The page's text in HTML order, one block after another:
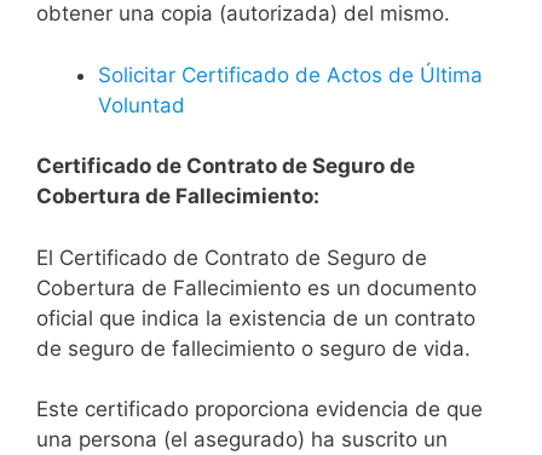
obtener una copia (autorizada) del mismo.
Solicitar Certificado de Actos de Última
Voluntad
Certificado de Contrato de Seguro de
Cobertura de Fallecimiento:
El Certificado de Contrato de Seguro de
Cobertura de Fallecimiento es un documento
oficial que indica la existencia de un contrato
de seguro de fallecimiento o seguro de vida.
Este certificado proporciona evidencia de que
una persona (el asegurado) ha suscrito un